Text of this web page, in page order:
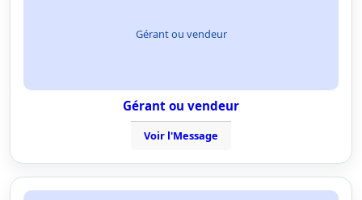
Gérant ou vendeur
Gérant ou vendeur
Voir l'Message